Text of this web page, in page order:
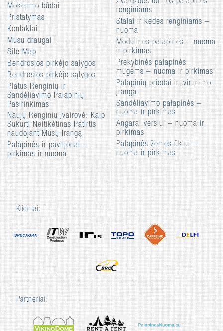
Mokėjimo būdai
Pristatymas
Kontaktai
Mūsų draugai
Site Map
Bendrosios pirkėjo sąlygos
Bendrosios pirkėjo sąlygos
Platus Renginių ir
Sandėliavimo Palapinių
Pasirinkimas
Naujų Renginių Įvairovė: Kaip
Sukurti Neįtikėtinas Patirtis
naudojant Mūsų Įrangą
Palapinės ir paviljonai –
pirkimas ir nuoma
Žvaigždės formos palapinės
renginiams
Stalai ir kėdės renginiams –
nuoma
Modulinės palapinės – nuoma
ir pirkimas
Prekybinės palapinės
mugėms – nuoma ir pirkimas
Palapinių priedai ir tvirtinimo
įranga
Sandėliavimo palapinės –
nuoma ir pirkimas
Angarai verslui – nuoma ir
pirkimas
Palapinės žemės ūkiui –
nuoma ir pirkimas
Klientai:
Partneriai: